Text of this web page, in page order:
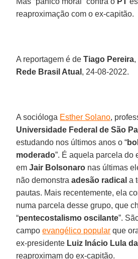
reaproximação com o ex-capitão.
A reportagem é deTiago Pereira,
Rede Brasil Atual , 24-08-2022.
A socióloga Esther Solano,
Universidade Federal de São
estudando nos últimos anos o “
moderado”. É aquela parcela do
emJair Bolsonaro nas últimas
não demonstra adesão radical a
pautas. Mais recentemente, ela
numa parcela desse grupo, que
“pentecostalismo oscilante”.
campoevangélico popular que
ex-presidente Luiz Inácio Lula
reaproximam do ex-capitão.